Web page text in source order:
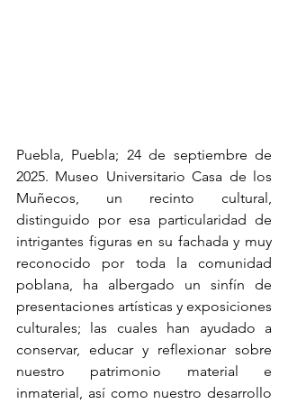
Puebla, Puebla; 24 de septiembre de
2025. Museo Universitario Casa de los
Muñecos, un recinto cultural,
distinguido por esa particularidad de
intrigantes figuras en su fachada y muy
reconocido por toda la comunidad
poblana, ha albergado un sinfín de
presentaciones artísticas y exposiciones
culturales; las cuales han ayudado a
conservar, educar y reflexionar sobre
nuestro patrimonio material e
inmaterial, así como nuestro desarrollo